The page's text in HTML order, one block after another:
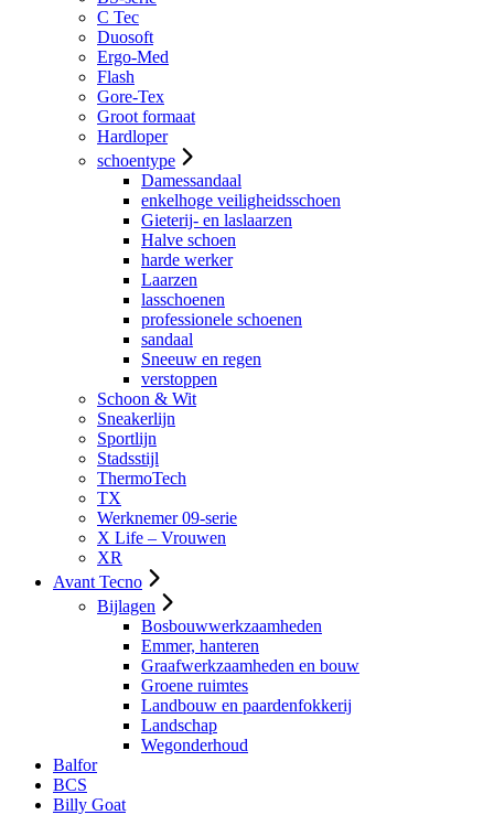
C Tec
Duosoft
Ergo-Med
Flash
Gore-Tex
Groot formaat
Hardloper
schoentype
Damessandaal
enkelhoge veiligheidsschoen
Gieterij- en laslaarzen
Halve schoen
harde werker
Laarzen
lasschoenen
professionele schoenen
sandaal
Sneeuw en regen
verstoppen
Schoon & Wit
Sneakerlijn
Sportlijn
Stadsstijl
ThermoTech
TX
Werknemer 09-serie
X Life – Vrouwen
XR
Avant Tecno
Bijlagen
Bosbouwwerkzaamheden
Emmer, hanteren
Graafwerkzaamheden en bouw
Groene ruimtes
Landbouw en paardenfokkerij
Landschap
Wegonderhoud
Balfor
BCS
Billy Goat